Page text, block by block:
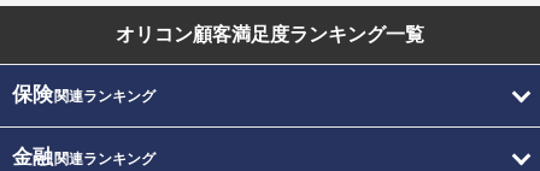
オリコン顧客満足度ランキング一覧
保険関連ランキング
金融関連ランキング